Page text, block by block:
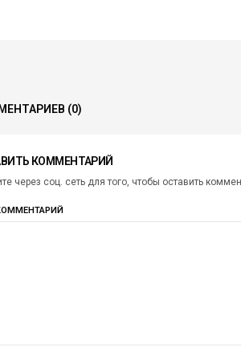
(0)
КОММЕНТАРИЙ
через соц. сеть для того, чтобы оставить